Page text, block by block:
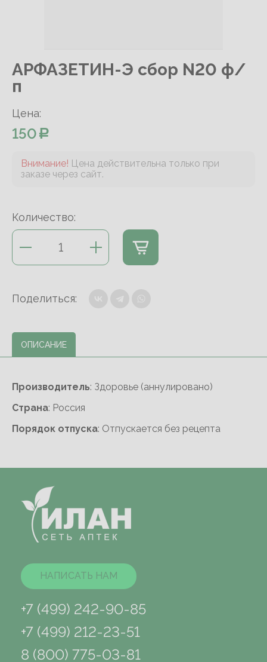
АРФАЗЕТИН-Э сбор N20 ф/
п
Цена:
150
Внимание! Цена действительна только при
заказе через сайт.
Количество:
Поделиться:
ОПИСАНИЕ
Производитель: Здоровье (аннулировано)
Cтрана: Россия
Порядок отпуска: Отпускается без рецепта
НАПИСАТЬ НАМ
+7 (499) 242-90-85
+7 (499) 212-23-51
8 (800) 775-03-81